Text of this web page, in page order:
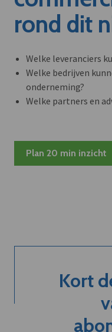
rond dit
Welke leveranciers
Welke bedrijven
onderneming?
Welke partners en
Plan 20 min inzicht
Kort